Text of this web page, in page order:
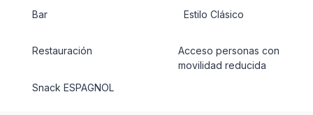
Bar
Restauración
Snack ESPAGNOL
Estilo Clásico
Acceso personas con
movilidad reducida